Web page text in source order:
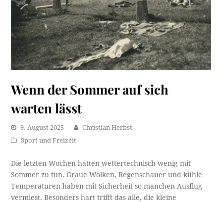
Wenn der Sommer auf sich
warten lässt
9. August 2025
Christian Herbst
Sport und Freizeit
Die letzten Wochen hatten wettertechnisch wenig mit
Sommer zu tun. Graue Wolken, Regenschauer und kühle
Temperaturen haben mit Sicherheit so manchen Ausflug
vermiest. Besonders hart trifft das alle, die kleine